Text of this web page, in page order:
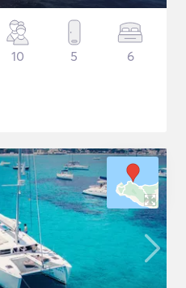
10 5 6